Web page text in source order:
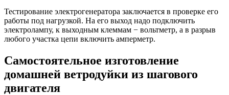
Тестирование электрогенератора заключается в проверке его
работы под нагрузкой. На его выход надо подключить
электролампу, к выходным клеммам − вольтметр, а в разрыв
любого участка цепи включить амперметр.
Самостоятельное изготовление
домашней ветродуйки из шагового
двигателя